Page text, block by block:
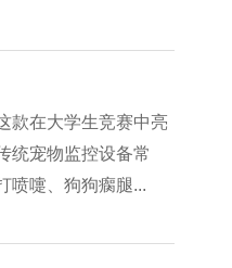
款在大学生竞赛中亮
统宠物监控设备常
喷嚏、狗狗瘸腿...